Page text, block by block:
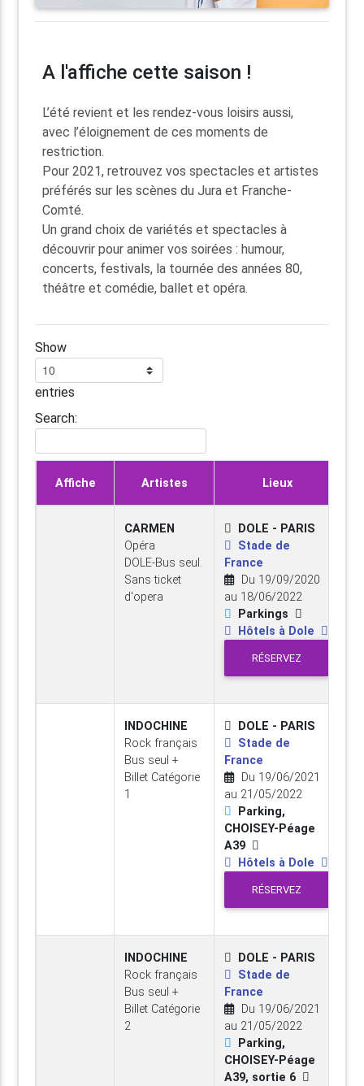
A l'affiche cette saison !
L’été revient et les rendez-vous loisirs aussi,
avec l’éloignement de ces moments de
restriction.
Pour 2021, retrouvez vos spectacles et artistes
préférés sur les scènes du Jura et Franche-
Comté.
Un grand choix de variétés et spectacles à
découvrir pour animer vos soirées : humour,
concerts, festivals, la tournée des années 80,
théâtre et comédie, ballet et opéra.
Show
entries
Search:
Affiche Artistes Lieux
CARMEN
Opéra
DOLE-Bus seul.
Sans ticket
d'opera
DOLE - PARIS
Stade de
France
Du 19/09/2020
au 18/06/2022
Parkings
Hôtels à Dole
RÉSERVEZ
INDOCHINE
Rock français
Bus seul +
Billet Catégorie
1
DOLE - PARIS
Stade de
France
Du 19/06/2021
au 21/05/2022
Parking,
CHOISEY-Péage
A39
Hôtels à Dole
RÉSERVEZ
INDOCHINE
Rock français
Bus seul +
Billet Catégorie
2
DOLE - PARIS
Stade de
France
Du 19/06/2021
au 21/05/2022
Parking,
CHOISEY-Péage
A39, sortie 6